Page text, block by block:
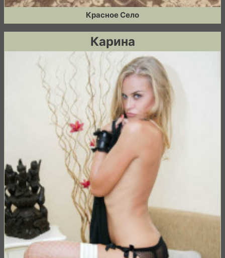
Красное Село
Карина